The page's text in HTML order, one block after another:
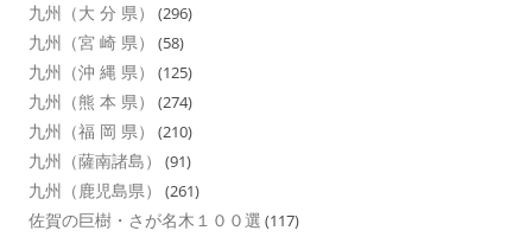
九州（大 分 県） (296)
九州（宮 崎 県） (58)
九州（沖 縄 県） (125)
九州（熊 本 県） (274)
九州（福 岡 県） (210)
九州（薩南諸島） (91)
九州（鹿児島県） (261)
佐賀の巨樹・さが名木１００選 (117)